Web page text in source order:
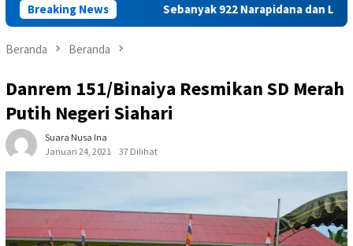
Breaking News
Arafah Sebanyak 922 Narapidana dan Lima Anak
Beranda Beranda
Danrem 151/Binaiya Resmikan SD Merah
Putih Negeri Siahari
Suara Nusa Ina
Januari 24, 2021
37 Dilihat